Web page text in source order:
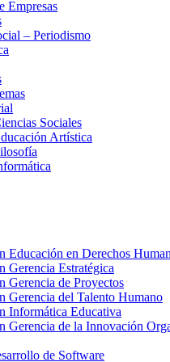
Empresas
– Periodismo
Sociales
Artística
Educación en Derechos
Gerencia Estratégica
Gerencia de Proyectos
Gerencia del Talento Humano
Informática Educativa
Gerencia de la Innovación
de Software